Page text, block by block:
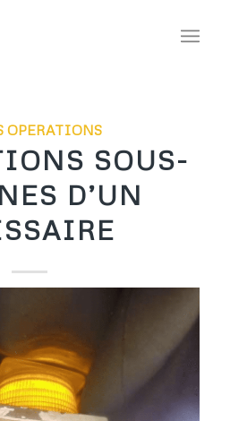
OPERATIONS
SOUS-
D’UN